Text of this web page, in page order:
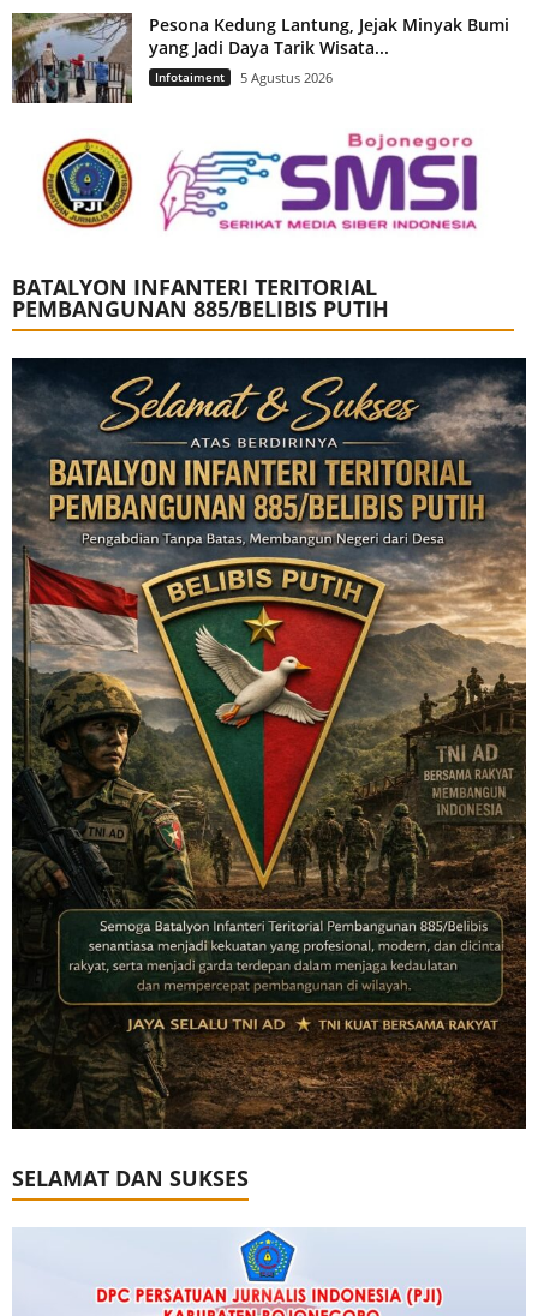
Pesona Kedung Lantung, Jejak Minyak Bumi
yang Jadi Daya Tarik Wisata...
Infotaiment 5 Agustus 2026
BATALYON INFANTERI TERITORIAL
PEMBANGUNAN 885/BELIBIS PUTIH
SELAMAT DAN SUKSES